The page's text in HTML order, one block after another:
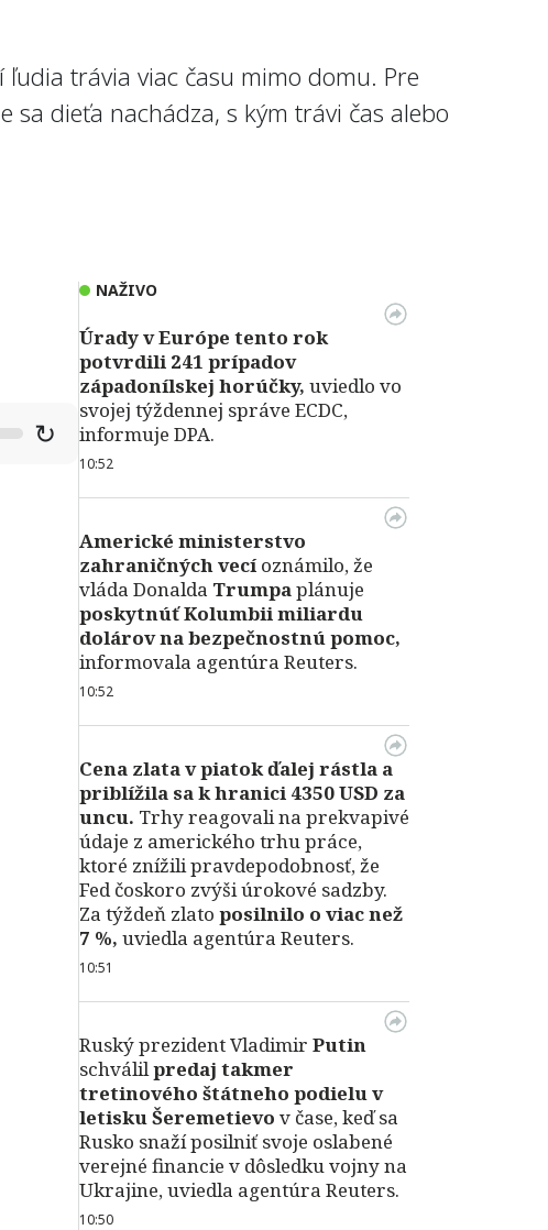
trávia viac času mimo domu. Pre
sa dieťa nachádza, s kým trávi čas alebo
↻
NAŽIVO
Úrady v Európe tento rok
potvrdili 241 prípadov
západonílskej horúčky, uviedlo vo
svojej týždennej správe ECDC,
informuje DPA.
10:52
Americké ministerstvo
zahraničných vecí oznámilo, že
vláda Donalda Trumpaplánuje
poskytnúť Kolumbii miliardu
dolárov na bezpečnostnú pomoc,
informovala agentúra Reuters.
10:52
Cena zlata v piatok ďalej rástla a
priblížila sa k hranici 4350 USD za
uncu. Trhy reagovali na prekvapivé
údaje z amerického trhu práce,
ktoré znížili pravdepodobnosť, že
Fed čoskoro zvýši úrokové sadzby.
Za týždeň zlato posilnilo o viac než
7 %, uviedla agentúra Reuters.
10:51
Ruský prezident Vladimir Putin
schválilpredaj takmer
tretinového štátneho podielu v
letisku Šeremetievo v čase, keď sa
Rusko snaží posilniť svoje oslabené
verejné financie v dôsledku vojny na
Ukrajine, uviedla agentúra Reuters.
10:50